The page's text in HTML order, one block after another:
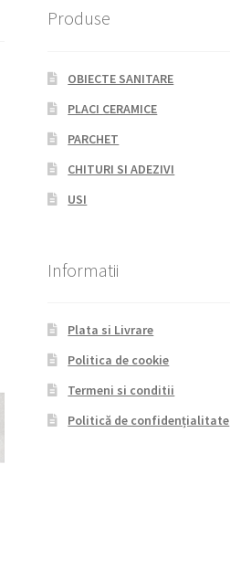
Produse
OBIECTE SANITARE
PLACI CERAMICE
PARCHET
CHITURI SI ADEZIVI
USI
Informatii
Plata si Livrare
Politica de cookie
Termeni si conditii
Politică de confidențialitate